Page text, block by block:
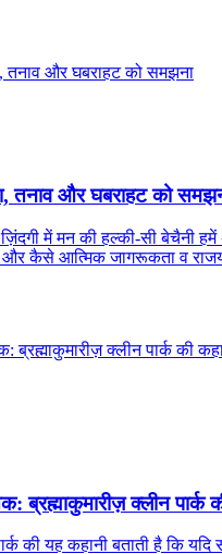
तनाव और घबराहट को
में मन की हल्की-सी बेचैनी
और कैसे आत्मिक जागरूकता व
क्लीन पार्क
की यह कहानी बताती है कि